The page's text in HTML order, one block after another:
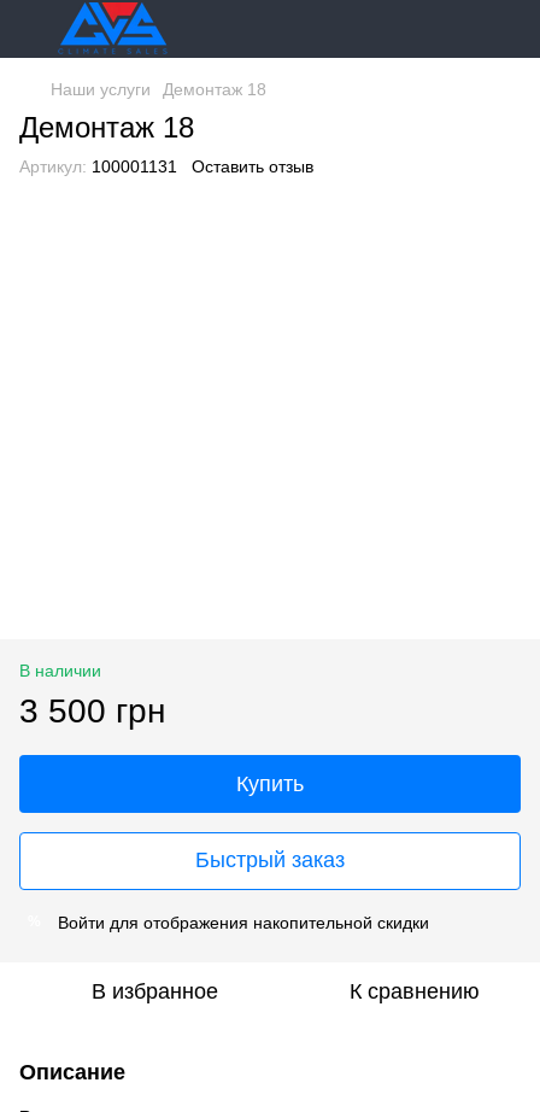
Наши услуги Демонтаж 18
Демонтаж 18
Артикул: 100001131 Оставить отзыв
В наличии
3 500 грн
Купить
Быстрый заказ
Войти для отображения накопительной скидки
В избранное К сравнению
Описание